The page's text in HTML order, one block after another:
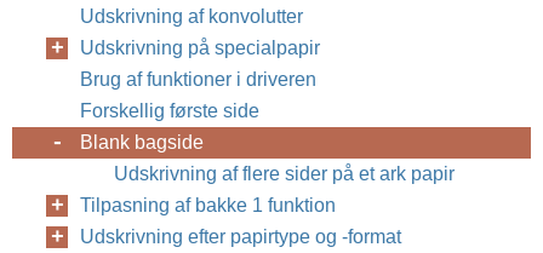
Udskrivning af konvolutter
Udskrivning på specialpapir
Brug af funktioner i driveren
Forskellig første side
Blank bagside
Udskrivning af flere sider på et ark papir
Tilpasning af bakke 1 funktion
Udskrivning efter papirtype og -format